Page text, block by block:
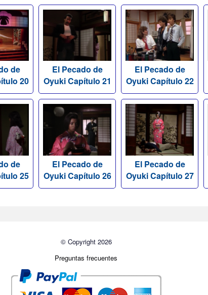
de
20
El Pecado de
Oyuki Capítulo 21
El Pecado de
Oyuki Capítulo 22
de
25
El Pecado de
Oyuki Capítulo 26
El Pecado de
Oyuki Capítulo 27
© Copyright 2026
Preguntas frecuentes